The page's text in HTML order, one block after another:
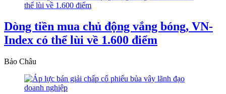
Dòng tiền mua chủ động vắng bóng, VN-
Index có thể lùi về 1.600 điểm
Bảo Châu